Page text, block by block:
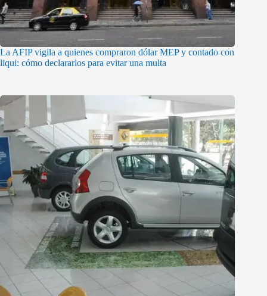
La AFIP vigila a quienes compraron dólar MEP y contado con
liqui: cómo declararlos para evitar una multa